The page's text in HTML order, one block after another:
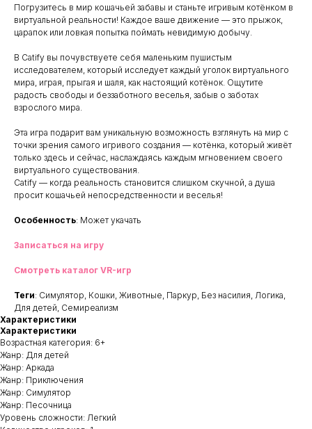
Погрузитесь в мир кошачьей забавы и станьте игривым котёнком в
виртуальной реальности! Каждое ваше движение — это прыжок,
царапок или ловкая попытка поймать невидимую добычу.
В Catify вы почувствуете себя маленьким пушистым
исследователем, который исследует каждый уголок виртуального
мира, играя, прыгая и шаля, как настоящий котёнок. Ощутите
радость свободы и беззаботного веселья, забыв о заботах
взрослого мира.
Эта игра подарит вам уникальную возможность взглянуть на мир с
точки зрения самого игривого создания — котёнка, который живёт
только здесь и сейчас, наслаждаясь каждым мгновением своего
виртуального существования.
Catify — когда реальность становится слишком скучной, а душа
просит кошачьей непосредственности и веселья!
Особенность: Может укачать
Записаться на игру
Смотреть каталог VR-игр
Теги: Симулятор, Кошки, Животные, Паркур, Без насилия, Логика,
Для детей, Семиреализм
Характеристики
Характеристики
Возрастная категория: 6+
Жанр: Для детей
Жанр: Аркада
Жанр: Приключения
Жанр: Симулятор
Жанр: Песочница
Уровень сложности: Легкий